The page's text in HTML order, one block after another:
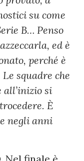
su come
B… Penso
ed è
perché è
squadre che
si
È
negli anni